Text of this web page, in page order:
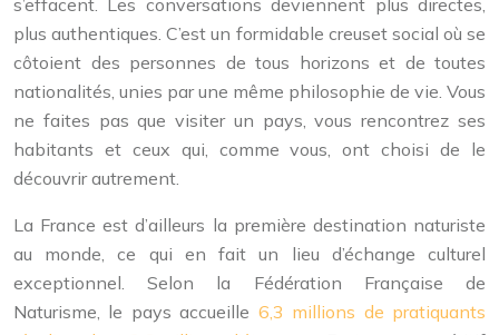
s’effacent. Les conversations deviennent plus directes,
plus authentiques. C’est un formidable creuset social où se
côtoient des personnes de tous horizons et de toutes
nationalités, unies par une même philosophie de vie. Vous
ne faites pas que visiter un pays, vous rencontrez ses
habitants et ceux qui, comme vous, ont choisi de le
découvrir autrement.
La France est d’ailleurs la première destination naturiste
au monde, ce qui en fait un lieu d’échange culturel
exceptionnel. Selon la Fédération Française de
Naturisme, le pays accueille 6,3 millions de pratiquants